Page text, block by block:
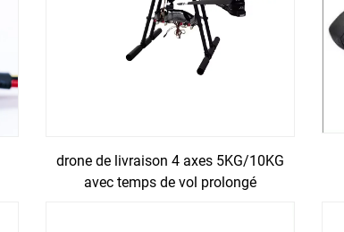
drone de livraison 4 axes 5KG/10KG
avec temps de vol prolongé